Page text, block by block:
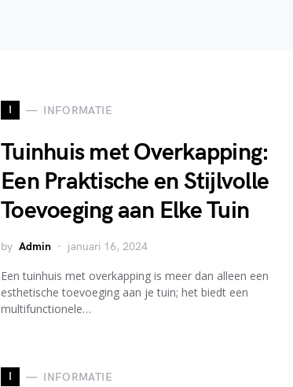
I INFORMATIE
Tuinhuis met Overkapping:
Een Praktische en Stijlvolle
Toevoeging aan Elke Tuin
by Admin januari 16, 2024
Een tuinhuis met overkapping is meer dan alleen een
esthetische toevoeging aan je tuin; het biedt een
multifunctionele…
I INFORMATIE